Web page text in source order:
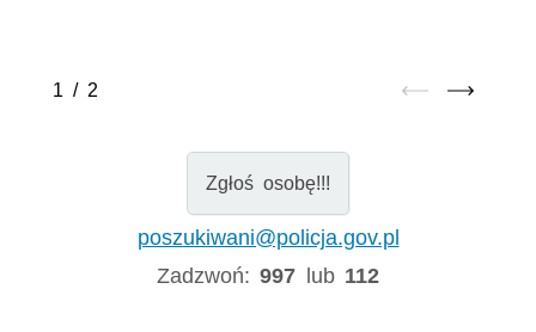
1 / 2
Zgłoś osobę!!!
poszukiwani@policja.gov.pl
Zadzwoń:997 lub 112